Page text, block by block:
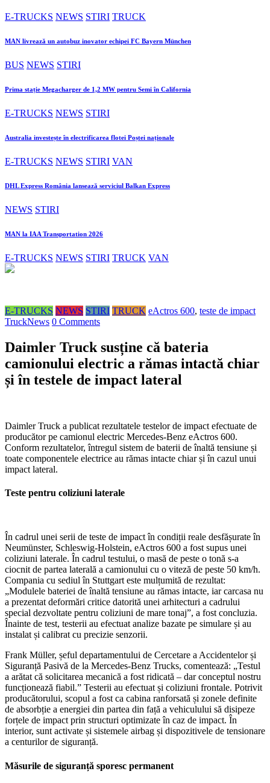
E-TRUCKS NEWS STIRI TRUCK
MAN livrează un autobuz inovator echipei FC Bayern München
BUS NEWS STIRI
Prima stație Megacharger de 1,2 MW pentru Semi în California
E-TRUCKS NEWS STIRI
Australia investește în electrificarea flotei Poștei naționale
E-TRUCKS NEWS STIRI VAN
DHL Express România lansează serviciul Balkan Express
NEWS STIRI
MAN la IAA Transportation 2026
E-TRUCKS NEWS STIRI TRUCK VAN
E-TRUCKS NEWS STIRI TRUCK eActros 600, teste de impact
TruckNews 0 Comments
Daimler Truck susține că bateria
camionului electric a rămas intactă chiar
și în testele de impact lateral
Daimler Truck a publicat rezultatele testelor de impact efectuate de
producător pe camionul electric Mercedes-Benz eActros 600.
Conform rezultatelor, întregul sistem de baterii de înaltă tensiune și
toate componentele electrice au rămas intacte chiar și în cazul unui
impact lateral.
Teste pentru coliziuni laterale
În cadrul unei serii de teste de impact în condiții reale desfășurate în
Neumünster, Schleswig-Holstein, eActros 600 a fost supus unei
coliziuni laterale. În cadrul testului, o masă de peste o tonă s-a
ciocnit de partea laterală a camionului cu o viteză de peste 50 km/h.
Compania cu sediul în Stuttgart este mulțumită de rezultat:
„Modulele bateriei de înaltă tensiune au rămas intacte, iar carcasa nu
a prezentat deformări critice datorită unei arhitecturi a cadrului
special dezvoltate pentru coliziuni de mare tonaj”, a fost concluzia.
Înainte de test, testerii au efectuat analize bazate pe simulare și au
instalat și calibrat cu precizie senzorii.
Frank Müller, șeful departamentului de Cercetare a Accidentelor și
Siguranță Pasivă de la Mercedes-Benz Trucks, comentează: „Testul
a arătat că solicitarea mecanică a fost ridicată – dar conceptul nostru
funcționează fiabil.” Testerii au efectuat și coliziuni frontale. Potrivit
producătorului, scopul a fost ca cabina ranforsată și zonele definite
de absorbție a energiei din partea din față a vehiculului să disipeze
forțele de impact prin structuri optimizate în caz de impact. În
interior, sunt activate și sistemele airbag și dispozitivele de tensionare
a centurilor de siguranță.
Măsurile de siguranță sporesc permanent